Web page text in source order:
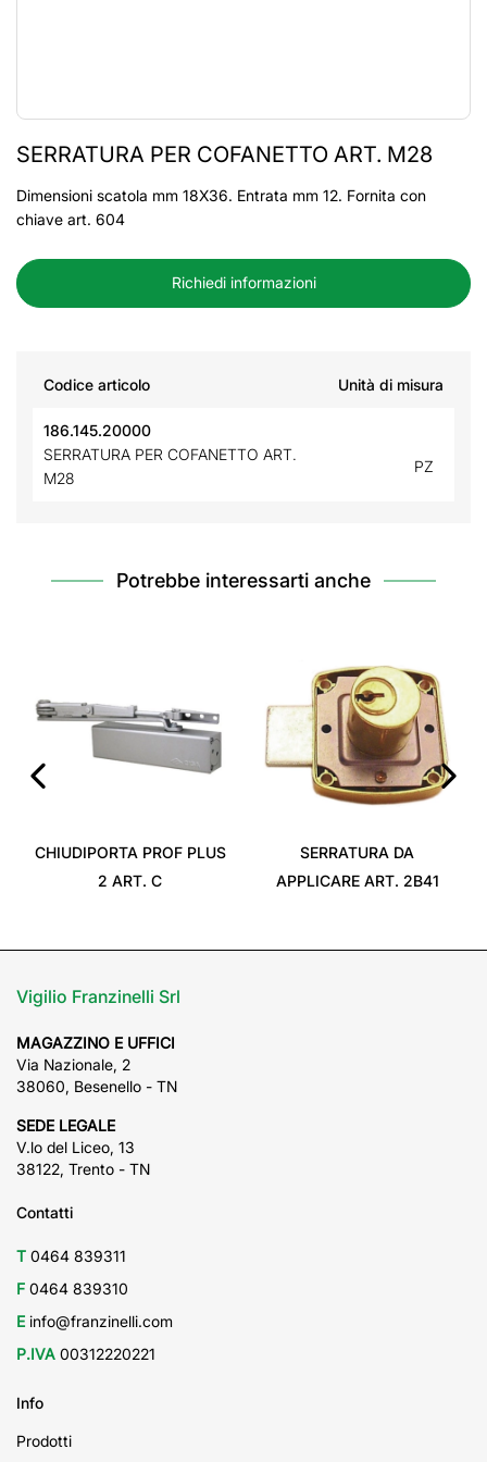
SERRATURA PER COFANETTO ART. M28
Dimensioni scatola mm 18X36. Entrata mm 12. Fornita con
chiave art. 604
Richiedi informazioni
Codice articolo Unità di misura
186.145.20000
SERRATURA PER COFANETTO ART.
M28
PZ
Potrebbe interessarti anche
CHIUDIPORTA PROF PLUS
2 ART. C
SERRATURA DA
APPLICARE ART. 2B41
Vigilio Franzinelli Srl
MAGAZZINO E UFFICI
Via Nazionale, 2
38060, Besenello - TN
SEDE LEGALE
V.lo del Liceo, 13
38122, Trento - TN
Contatti
T 0464 839311
F 0464 839310
E info@franzinelli.com
P.IVA 00312220221
Info
Prodotti